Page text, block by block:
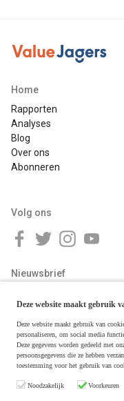
Home
Rapporten
Analyses
Blog
Over ons
Abonneren
Volg ons
Nieuwsbrief
Deze website maakt gebruik
Deze website maakt gebruik van
personaliseren, om social media
Deze gegevens worden gedeeld met
persoonsgegevens die ze hebben
toestemming voor het gebruik van
Noodzakelijk Voorkeuren